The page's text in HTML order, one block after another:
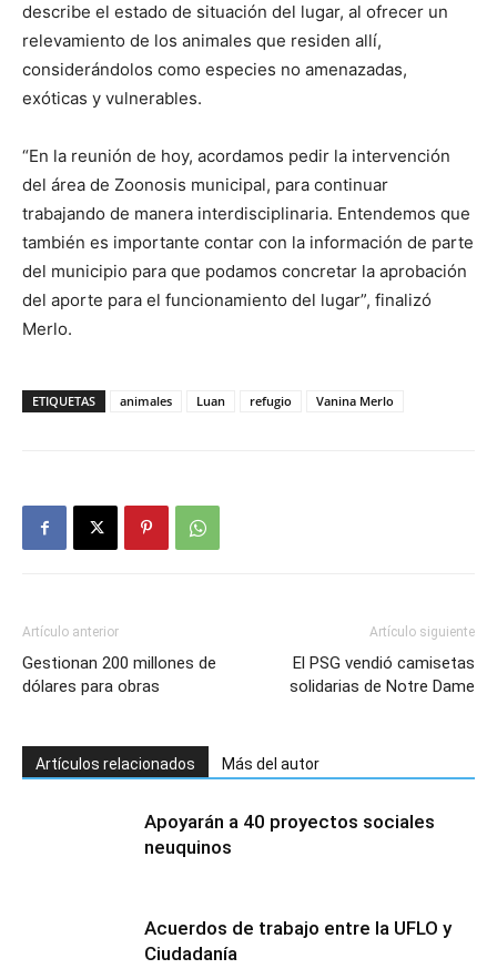
describe el estado de situación del lugar, al ofrecer un
relevamiento de los animales que residen allí,
considerándolos como especies no amenazadas,
exóticas y vulnerables.
“En la reunión de hoy, acordamos pedir la intervención
del área de Zoonosis municipal, para continuar
trabajando de manera interdisciplinaria. Entendemos que
también es importante contar con la información de parte
del municipio para que podamos concretar la aprobación
del aporte para el funcionamiento del lugar”, finalizó
Merlo.
ETIQUETAS animales Luan refugio Vanina Merlo
Artículo anterior
Gestionan 200 millones de
dólares para obras
Artículo siguiente
El PSG vendió camisetas
solidarias de Notre Dame
Artículos relacionados Más del autor
Apoyarán a 40 proyectos sociales
neuquinos
Acuerdos de trabajo entre la UFLO y
Ciudadanía